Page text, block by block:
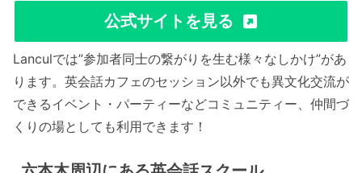
公式サイトを見る
Lanculでは”参加者同士の繋がりを生む様々なしかけ”があ
ります。英会話カフェのセッション以外でも異文化交流が
できるイベント・パーティーなどコミュニティー、仲間づ
くりの場としても利用できます！